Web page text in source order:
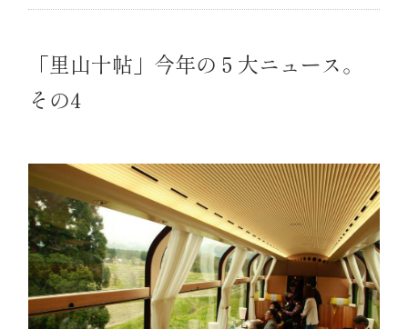
「里山十帖」今年の５大ニュース。
その4